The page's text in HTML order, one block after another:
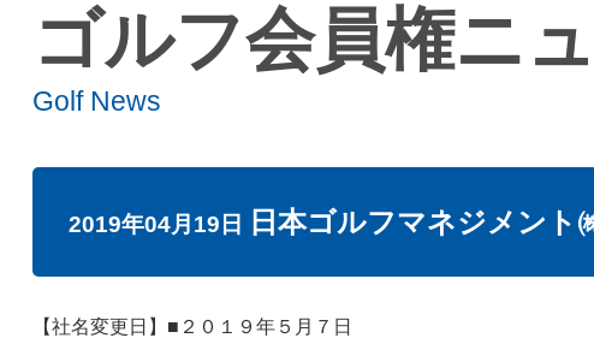
ゴルフ会員権ニ
Golf News
2019年04月19日 日本ゴルフマネジメン
【社名変更日】■２０１９年５月７日